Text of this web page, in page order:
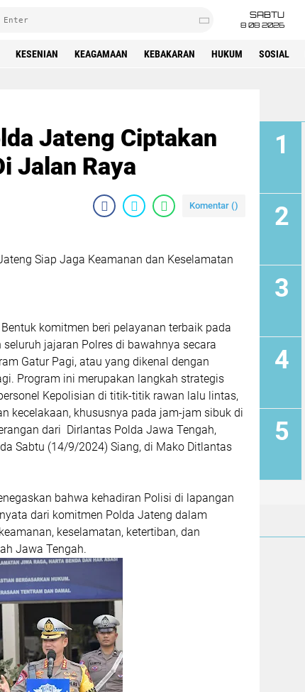
SABTU
8 08 2026
KESENIAN KEAGAMAAN KEBAKARAN HUKUM SOSIAL
Jateng Ciptakan
Jalan Raya
Komentar ()
Siap Jaga Keamanan dan Keselamatan
komitmen beri pelayanan terbaik pada
jajaran Polres di bawahnya secara
Gatur Pagi, atau yang dikenal dengan
Program ini merupakan langkah strategis
Kepolisian di titik-titik rawan lalu lintas,
kecelakaan, khususnya pada jam-jam sibuk di
dari Dirlantas Polda Jawa Tengah,
Sabtu (14/9/2024) Siang, di Mako Ditlantas
bahwa kehadiran Polisi di lapangan
dari komitmen Polda Jateng dalam
keselamatan, ketertiban, dan
Jawa Tengah.